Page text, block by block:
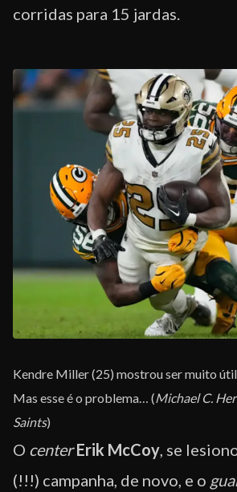
corridas para 15 jardas.
Kendre Miller (25) mostrou ser muito útil
Mas esse é o problema… (Michael C.
Saints)
O center Erik McCoy , se
(!!!) campanha, de novo, e o